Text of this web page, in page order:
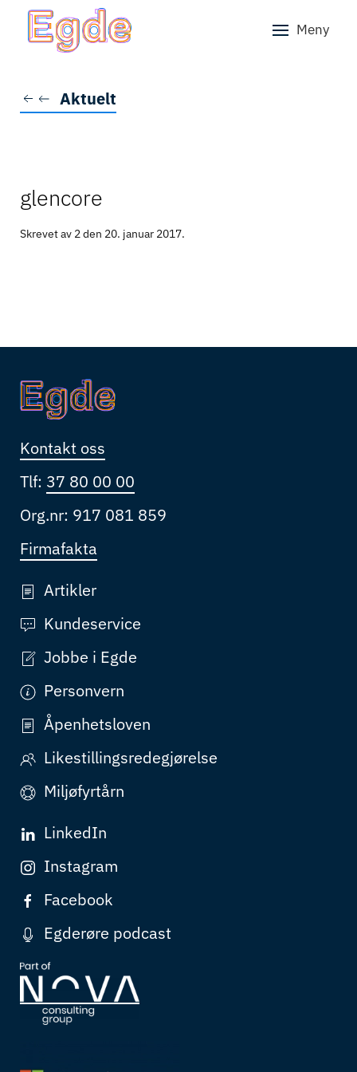
Skip to main content Meny
Aktuelt
glencore
Skrevet av 2 den 20. januar 2017.
Kontakt oss
Tlf: 37 80 00 00
Org.nr: 917 081 859
Firmafakta
Artikler
Kundeservice
Jobbe i Egde
Personvern
Åpenhetsloven
Likestillingsredegjørelse
Miljøfyrtårn
LinkedIn
Instagram
Facebook
Egderøre podcast